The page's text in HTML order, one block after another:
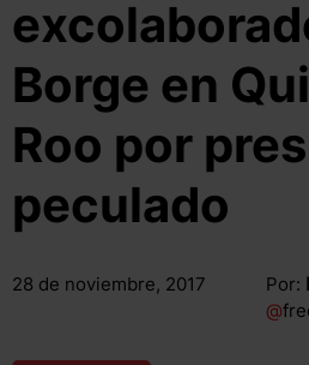
Borge en
Roo por
peculado
28 de noviembre, 2017 Por:
@